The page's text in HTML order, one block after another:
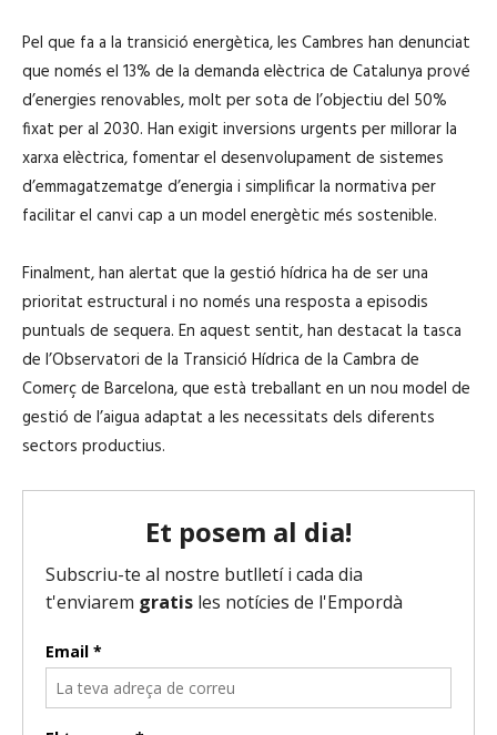
Pel que fa a la transició energètica, les Cambres han denunciat
que només el 13% de la demanda elèctrica de Catalunya prové
d’energies renovables, molt per sota de l’objectiu del 50%
fixat per al 2030. Han exigit inversions urgents per millorar la
xarxa elèctrica, fomentar el desenvolupament de sistemes
d’emmagatzematge d’energia i simplificar la normativa per
facilitar el canvi cap a un model energètic més sostenible.
Finalment, han alertat que la gestió hídrica ha de ser una
prioritat estructural i no només una resposta a episodis
puntuals de sequera. En aquest sentit, han destacat la tasca
de l’Observatori de la Transició Hídrica de la Cambra de
Comerç de Barcelona, que està treballant en un nou model de
gestió de l’aigua adaptat a les necessitats dels diferents
sectors productius.